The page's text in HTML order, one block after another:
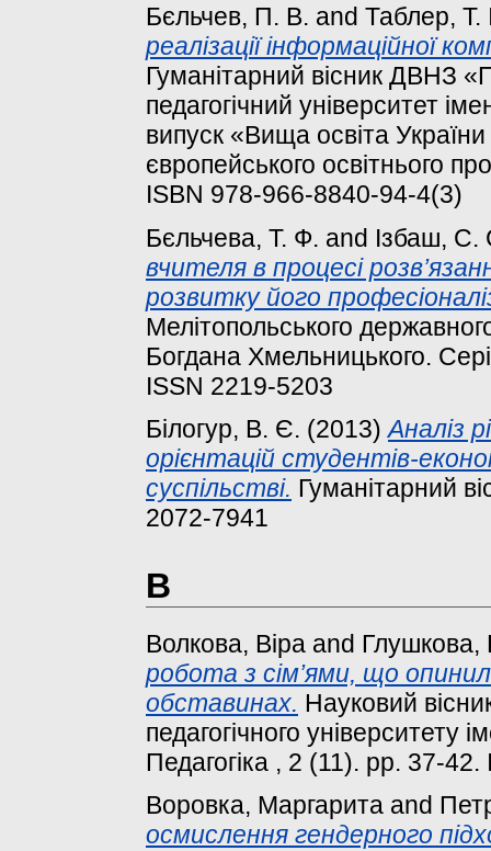
Бєльчев, П. В. and Таблер, Т.
реалізації інформаційної
Гуманітарний вісник ДВНЗ
педагогічний університет
випуск «Вища освіта України
європейського освітнього
ISBN 978-966-8840-94-4(3)
Бєльчева, Т. Ф. and Ізбаш, С.
вчителя в процесі
розвитку його
Мелітопольського
Богдана Хмельницького.
ISSN 2219-5203
Білогур, В. Є. (2013)Аналіз
орієнтацій студентів-
суспільстві. Гуманітарний
2072-7941
В
Волкова, Віра and Глушкова,
робота з сім’ями, що
обставинах. Науковий
педагогічного університету
Педагогіка , 2 (11). pp. 37-
Воровка, Маргарита and
осмислення гендерного